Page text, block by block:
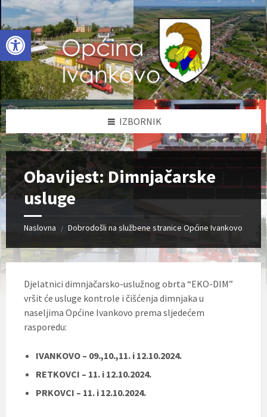
Open toolbar
Skip
to
content
Skip
to
left
sidebar
Skip
to
footer
IZBORNIK
Obavijest: Dimnjačarske
usluge
Naslovna / Dobrodošli na službene stranice Općine Ivankovo
Djelatnici dimnjačarsko-uslužnog obrta “EKO-DIM”
vršit će usluge kontrole i čišćenja dimnjaka u
naseljima Općine Ivankovo prema sljedećem
rasporedu:
IVANKOVO – 09.,10.,11. i 12.10.2024.
RETKOVCI – 11. i 12.10.2024.
PRKOVCI – 11. i 12.10.2024.